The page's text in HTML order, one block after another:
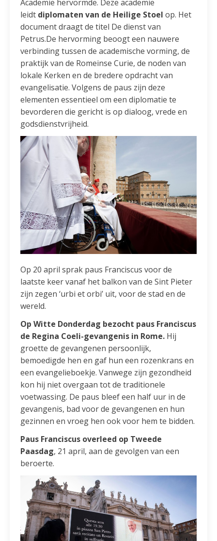
Academie hervormde. Deze academie
leidt diplomaten van de Heilige Stoel op. Het
document draagt de titel De dienst van
Petrus.De hervorming beoogt een nauwere
verbinding tussen de academische vorming, de
praktijk van de Romeinse Curie, de noden van
lokale Kerken en de bredere opdracht van
evangelisatie. Volgens de paus zijn deze
elementen essentieel om een diplomatie te
bevorderen die gericht is op dialoog, vrede en
godsdienstvrijheid.
Op 20 april sprak paus Franciscus voor de
laatste keer vanaf het balkon van de Sint Pieter
zijn zegen ‘urbi et orbi’ uit, voor de stad en de
wereld.
Op Witte Donderdag bezocht paus Franciscus
de Regina Coeli-gevangenis in Rome. Hij
groette de gevangenen persoonlijk,
bemoedigde hen en gaf hun een rozenkrans en
een evangelieboekje. Vanwege zijn gezondheid
kon hij niet overgaan tot de traditionele
voetwassing. De paus bleef een half uur in de
gevangenis, bad voor de gevangenen en hun
gezinnen en vroeg hen ook voor hem te bidden.
Paus Franciscus overleed op Tweede
Paasdag, 21 april, aan de gevolgen van een
beroerte.